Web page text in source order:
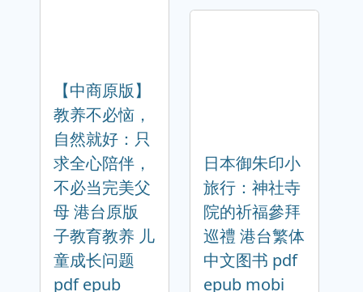
【中商原版】
教养不必恼，
自然就好：只
求全心陪伴，
不必当完美父
母 港台原版
子教育教养 儿
童成长问题
pdf epub
日本御朱印小
旅行：神社寺
院的祈福參拜
巡禮 港台繁体
中文图书 pdf
epub mobi